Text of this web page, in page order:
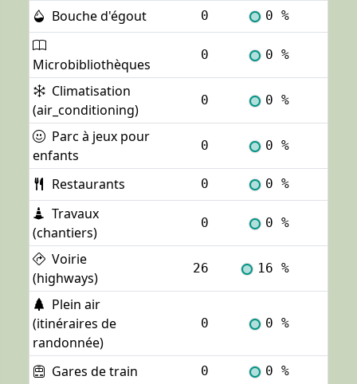
Bouche d'égout 0 0 %
Microbibliothèques
0 0 %
Climatisation
(air_conditioning)
0 0 %
Parc à jeux pour
enfants
0 0 %
Restaurants 0 0 %
Travaux
(chantiers)
0 0 %
Voirie
(highways)
26 16 %
Plein air
(itinéraires de
randonnée)
0 0 %
Gares de train 0 0 %